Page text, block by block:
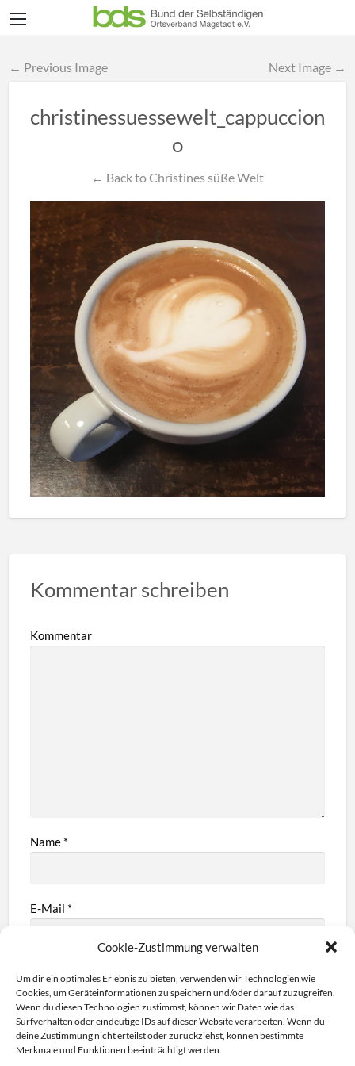
Cookie-Zustimmung verwalten
Um dir ein optimales Erlebnis zu bieten, verwenden wir Technologien wie
Cookies, um Geräteinformationen zu speichern und/oder darauf zuzugreifen.
Wenn du diesen Technologien zustimmst, können wir Daten wie das
Surfverhalten oder eindeutige IDs auf dieser Website verarbeiten. Wenn du
deine Zustimmung nicht erteilst oder zurückziehst, können bestimmte
Merkmale und Funktionen beeinträchtigt werden.
← Previous Image Next Image →
christinessuessewelt_cappuccion
o
← Back to Christines süße Welt
Kommentar schreiben
Kommentar
Name *
E-Mail *
Webseite